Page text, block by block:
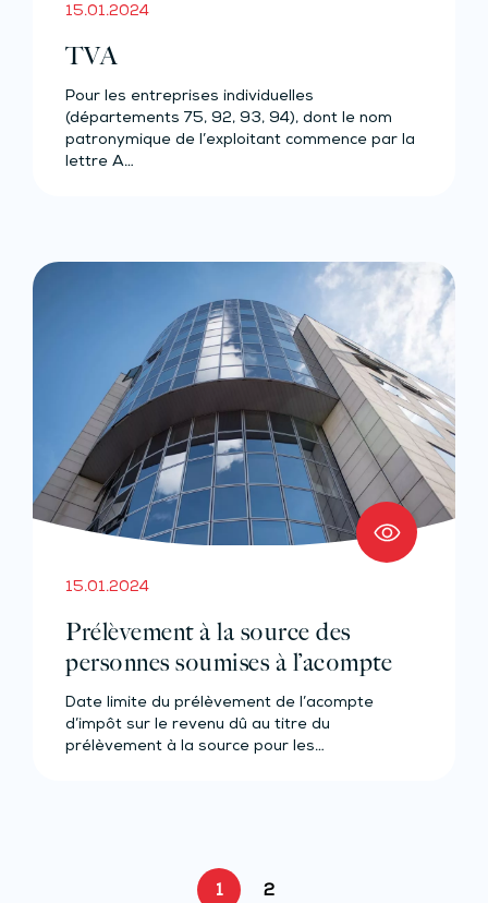
15.01.2024
TVA
Pour les entreprises individuelles
(départements 75, 92, 93, 94), dont le nom
patronymique de l’exploitant commence par la
lettre A…
15.01.2024
Prélèvement à la source des
personnes soumises à l’acompte
Date limite du prélèvement de l’acompte
d’impôt sur le revenu dû au titre du
prélèvement à la source pour les…
1 2